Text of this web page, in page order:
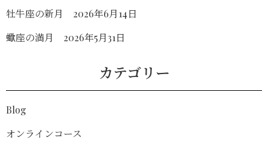
牡牛座の新月 2026年6月14日
蠍座の満月 2026年5月31日
カテゴリー
Blog
オンラインコース